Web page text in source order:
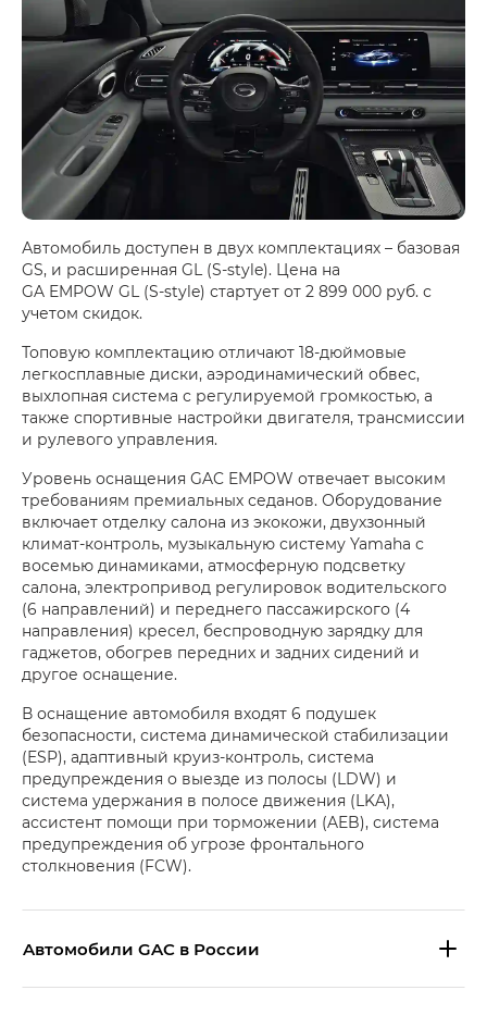
Автомобиль доступен в двух комплектациях – базовая
GS, и расширенная GL (S-style). Цена на
GA EMPOW GL (S-style) стартует от 2 899 000 руб. с
учетом скидок.
Топовую комплектацию отличают 18-дюймовые
легкосплавные диски, аэродинамический обвес,
выхлопная система с регулируемой громкостью, а
также спортивные настройки двигателя, трансмиссии
и рулевого управления.
Уровень оснащения GAC EMPOW отвечает высоким
требованиям премиальных седанов. Оборудование
включает отделку салона из экокожи, двухзонный
климат-контроль, музыкальную систему Yamaha с
восемью динамиками, атмосферную подсветку
салона, электропривод регулировок водительского
(6 направлений) и переднего пассажирского (4
направления) кресел, беспроводную зарядку для
гаджетов, обогрев передних и задних сидений и
другое оснащение.
В оснащение автомобиля входят 6 подушек
безопасности, система динамической стабилизации
(ESP), адаптивный круиз-контроль, система
предупреждения о выезде из полосы (LDW) и
система удержания в полосе движения (LKA),
ассистент помощи при торможении (AEB), система
предупреждения об угрозе фронтального
столкновения (FCW).
Aвтомобили GAC в России